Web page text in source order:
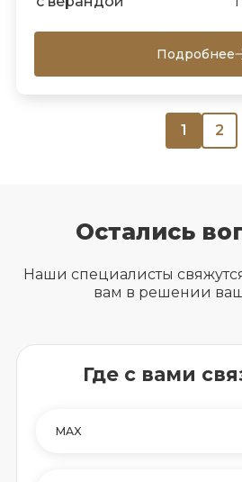
Подробнее
1 2
Остались
Наши специалисты
вам в решении
Где с вами
MAX